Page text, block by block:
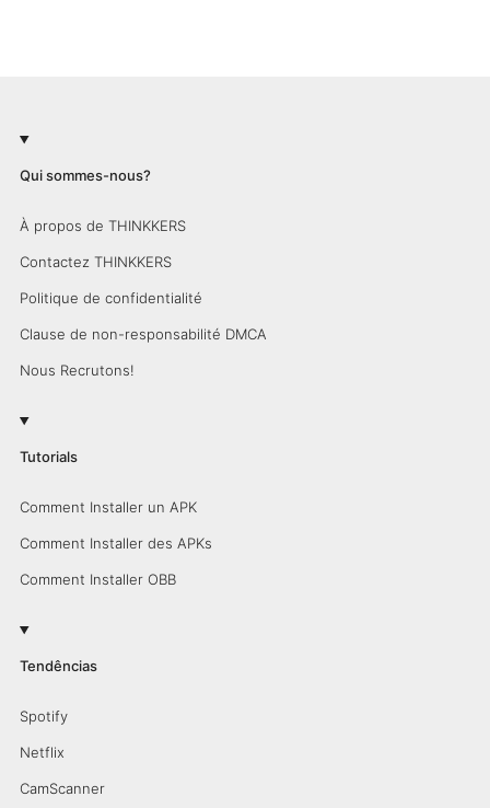
Qui sommes-nous?
À propos de THINKKERS
Contactez THINKKERS
Politique de confidentialité
Clause de non-responsabilité DMCA
Nous Recrutons!
Tutorials
Comment Installer un APK
Comment Installer des APKs
Comment Installer OBB
Tendências
Spotify
Netflix
CamScanner